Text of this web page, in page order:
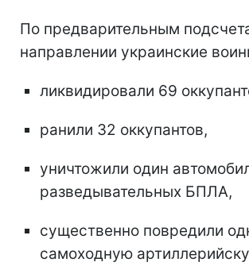
По предварительным
направлении украинские
ликвидировали 69
ранили 32 оккупантов,
уничтожили один
разведывательных БПЛА,
существенно повредили
самоходную